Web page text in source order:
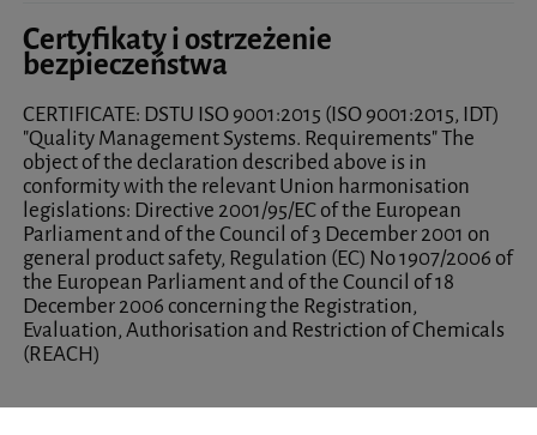
Certyfikaty i ostrzeżenie
bezpieczeństwa
CERTIFICATE: DSTU ISO 9001:2015 (ISO 9001:2015, IDT)
"Quality Management Systems. Requirements" The
object of the declaration described above is in
conformity with the relevant Union harmonisation
legislations: Directive 2001/95/EC of the European
Parliament and of the Council of 3 December 2001 on
general product safety, Regulation (EC) No 1907/2006 of
the European Parliament and of the Council of 18
December 2006 concerning the Registration,
Evaluation, Authorisation and Restriction of Chemicals
(REACH)